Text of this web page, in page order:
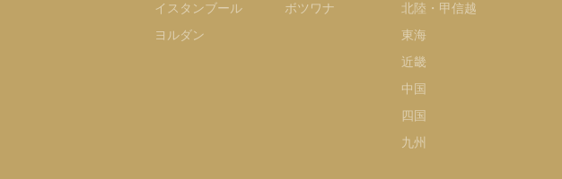
イスタンブール
ヨルダン
ボツワナ
北陸・甲信越
東海
近畿
中国
四国
九州